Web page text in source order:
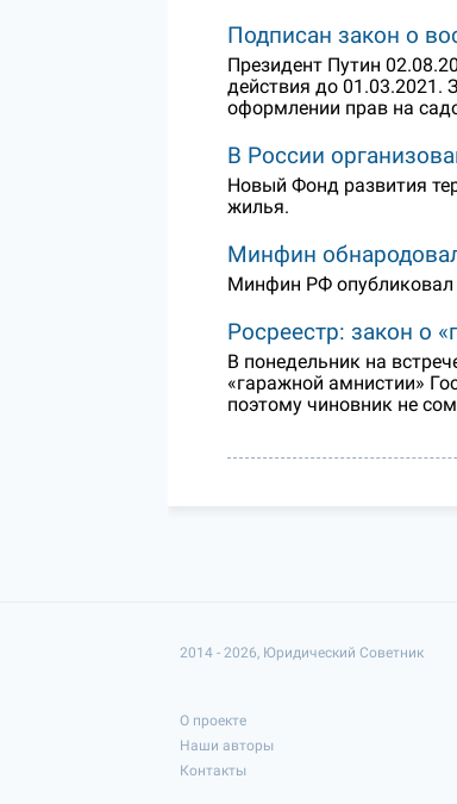
Подписан закон о
Президент Путин
действия до
оформлении прав на
В России
Новый Фонд развития
жилья.
Минфин обнародовал
Минфин РФ опубликовал
Росреестр: закон о
В понедельник на
«гаражной амнистии»
поэтому чиновник не
2014 - 2026, Юридический Советник
О проекте
Наши авторы
Контакты